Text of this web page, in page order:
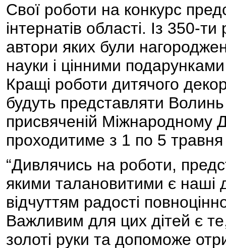
Свої роботи на конкурс
інтернатів області. Із 350-
автори яких були
науки і цінними
Кращі роботи дитячого
будуть представляти Волинь
присвяченій Міжнародному
проходитиме з 1 по 5 травня
“Дивлячись на роботи,
якими талановитими є наші
відчуттям радості
Важливим для цих дітей є
золоті руки та допоможе